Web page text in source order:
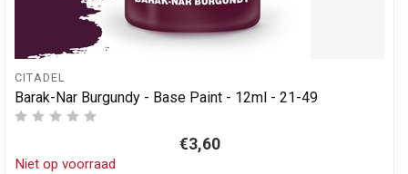
CITADEL
Barak-Nar Burgundy - Base Paint - 12ml - 21-49
€3,60
Niet op voorraad